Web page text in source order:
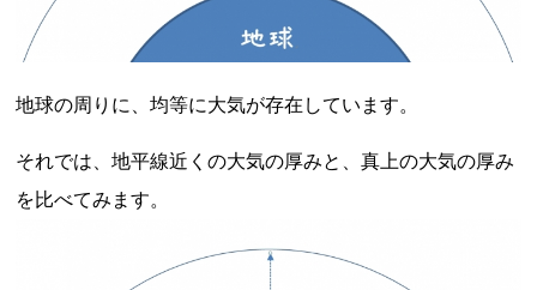
地球の周りに、均等に大気が存在しています。
それでは、地平線近くの大気の厚みと、真上の大気の厚み
を比べてみます。